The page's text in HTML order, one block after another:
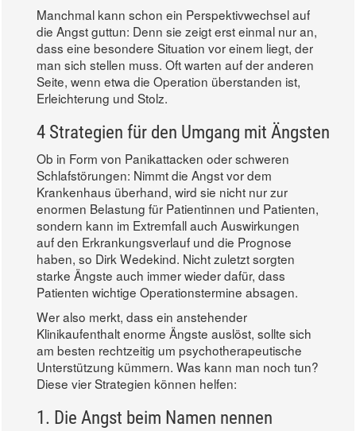
Manchmal kann schon ein Perspektivwechsel auf
die Angst guttun: Denn sie zeigt erst einmal nur an,
dass eine besondere Situation vor einem liegt, der
man sich stellen muss. Oft warten auf der anderen
Seite, wenn etwa die Operation überstanden ist,
Erleichterung und Stolz.
4 Strategien für den Umgang mit Ängsten
Ob in Form von Panikattacken oder schweren
Schlafstörungen: Nimmt die Angst vor dem
Krankenhaus überhand, wird sie nicht nur zur
enormen Belastung für Patientinnen und Patienten,
sondern kann im Extremfall auch Auswirkungen
auf den Erkrankungsverlauf und die Prognose
haben, so Dirk Wedekind. Nicht zuletzt sorgten
starke Ängste auch immer wieder dafür, dass
Patienten wichtige Operationstermine absagen.
Wer also merkt, dass ein anstehender
Klinikaufenthalt enorme Ängste auslöst, sollte sich
am besten rechtzeitig um psychotherapeutische
Unterstützung kümmern. Was kann man noch tun?
Diese vier Strategien können helfen:
1. Die Angst beim Namen nennen